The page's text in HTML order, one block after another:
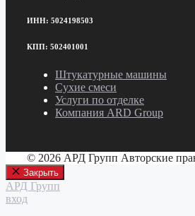
ИНН: 5024198503
КПП: 502401001
Штукатурные машины
Сухие смеси
Услуги по отделке
Компания ARD Group
© 2026 АРД Групп Авторские
Закрыть
АРД Групп
вход